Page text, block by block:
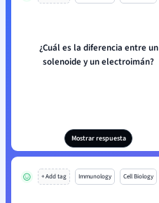
¿Cuál es la diferencia entre un
solenoide y un electroimán?
Mostrar respuesta
+ Add tag Immunology Cell Biology